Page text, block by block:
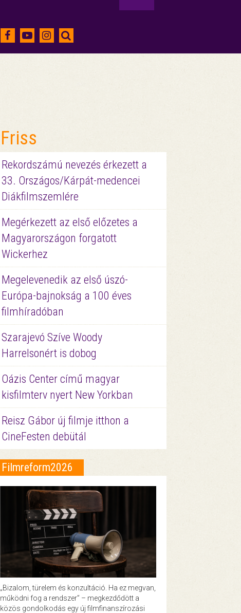
Friss
Rekordszámú nevezés érkezett a
33. Országos/Kárpát-medencei
Diákfilmszemlére
Megérkezett az első előzetes a
Magyarországon forgatott
Wickerhez
Megelevenedik az első úszó-
Európa-bajnokság a 100 éves
filmhíradóban
Szarajevó Szíve Woody
Harrelsonért is dobog
Oázis Center című magyar
kisfilmterv nyert New Yorkban
Reisz Gábor új filmje itthon a
CineFesten debütál
Filmreform2026
„Bizalom, türelem és konzultáció. Ha ez megvan,
működni fog a rendszer” – megkezdődött a
közös gondolkodás egy új filmfinanszírozási